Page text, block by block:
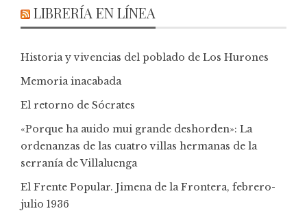
LIBRERÍA EN LÍNEA
Historia y vivencias del poblado de Los Hurones
Memoria inacabada
El retorno de Sócrates
«Porque ha auido mui grande deshorden»: La
ordenanzas de las cuatro villas hermanas de la
serranía de Villaluenga
El Frente Popular. Jimena de la Frontera, febrero-
julio 1936